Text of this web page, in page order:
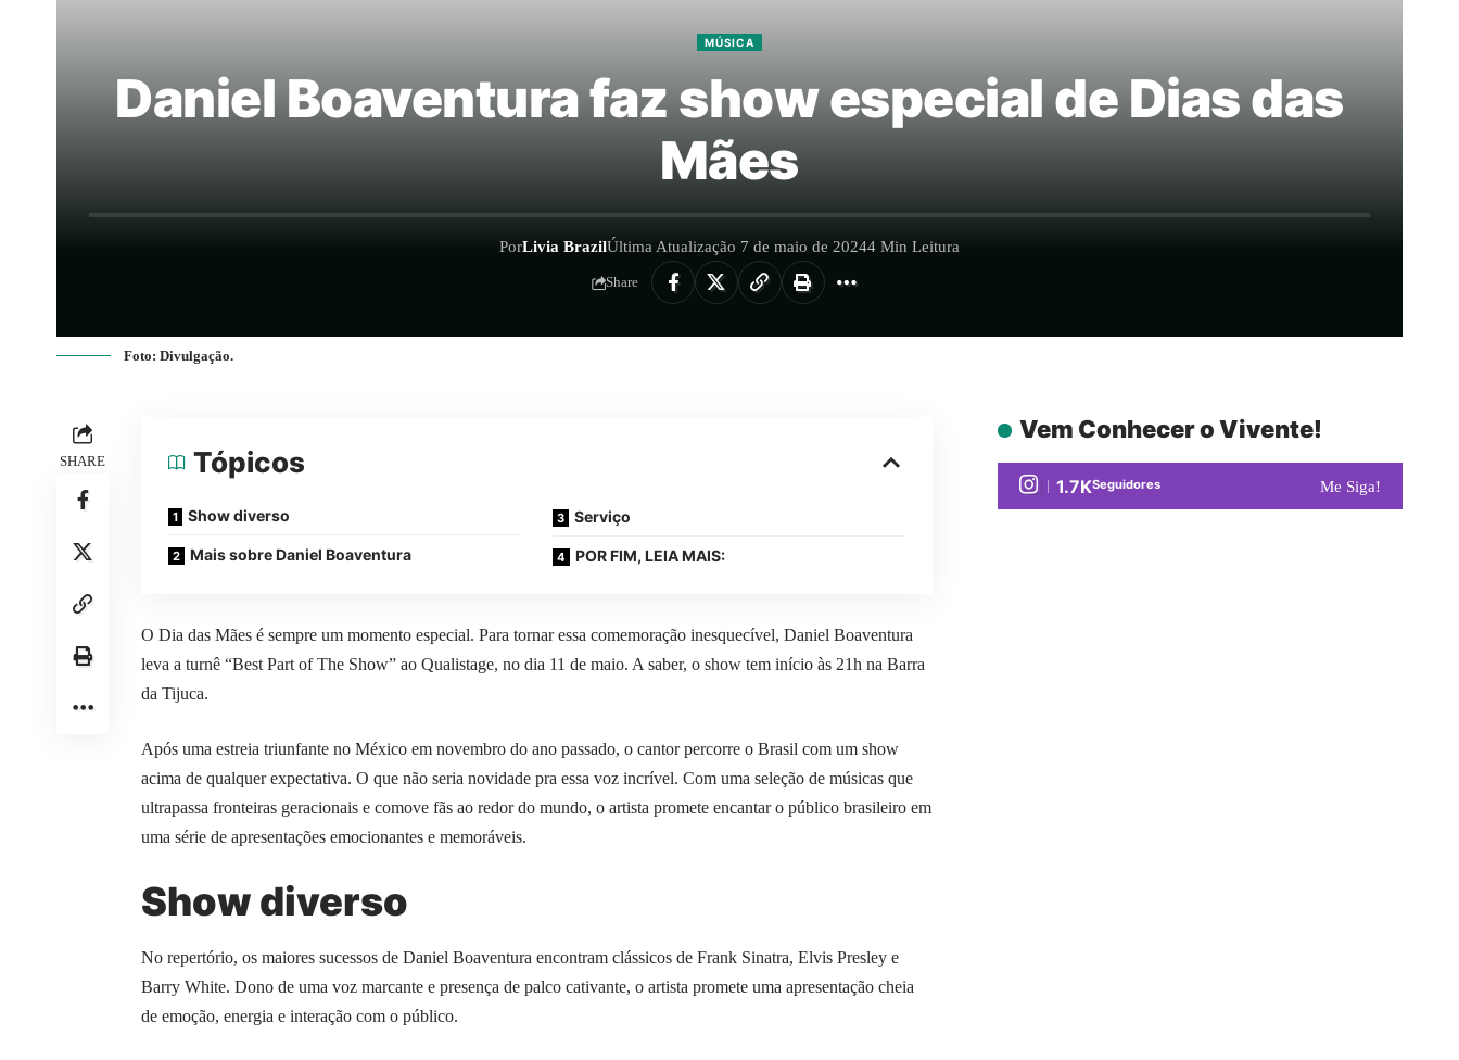
MÚSICA
Daniel Boaventura faz show especial de Dias das
Mães
PorLivia BrazilÚltima Atualização 7 de maio de 20244 Min Leitura
Share
Foto: Divulgação.
SHARE Tópicos
Show diverso
Mais sobre Daniel Boaventura
Serviço
POR FIM, LEIA MAIS:
O Dia das Mães é sempre um momento especial. Para tornar essa comemoração inesquecível, Daniel Boaventura
leva a turnê “Best Part of The Show” ao Qualistage, no dia 11 de maio. A saber, o show tem início às 21h na Barra
da Tijuca.
Após uma estreia triunfante no México em novembro do ano passado, o cantor percorre o Brasil com um show
acima de qualquer expectativa. O que não seria novidade pra essa voz incrível. Com uma seleção de músicas que
ultrapassa fronteiras geracionais e comove fãs ao redor do mundo, o artista promete encantar o público brasileiro em
uma série de apresentações emocionantes e memoráveis.
Show diverso
No repertório, os maiores sucessos de Daniel Boaventura encontram clássicos de Frank Sinatra, Elvis Presley e
Barry White. Dono de uma voz marcante e presença de palco cativante, o artista promete uma apresentação cheia
de emoção, energia e interação com o público.
Vem Conhecer o Vivente!
1.7KSeguidores Me Siga!